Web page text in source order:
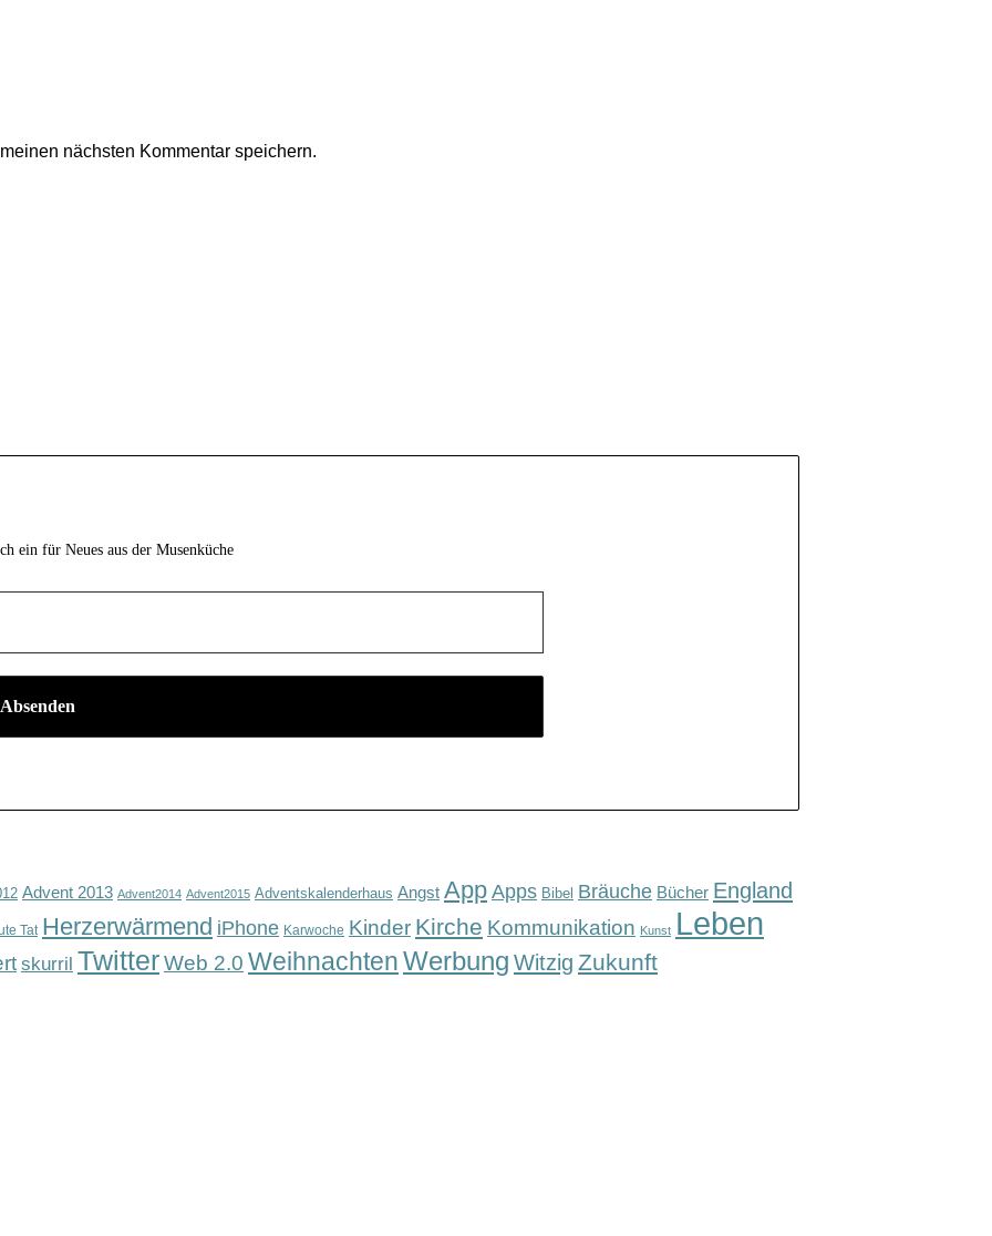
nächsten Kommentar speichern.
ein für Neues aus der Musenküche
Advent 2013 Advent2014 Advent2015 Adventskalenderhaus Angst App Apps Bibel Bräuche Bücher England
Tat Herzerwärmend iPhone Karwoche Kinder Kirche Kommunikation Kunst Leben
skurril TwitterWeb 2.0 WeihnachtenWerbung Witzig Zukunft